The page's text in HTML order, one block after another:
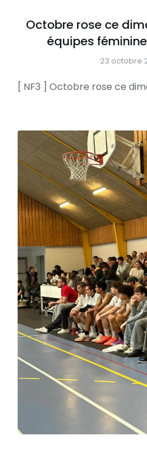
Octobre rose ce
équipes
23 octobre